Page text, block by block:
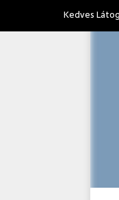
Kedves